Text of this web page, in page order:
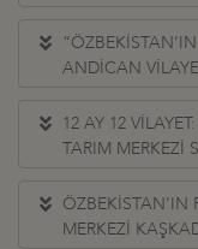
ANDİCAN
12 AY 12
TARIM MERKEZİ
ÖZBEKİSTAN’IN
MERKEZİ